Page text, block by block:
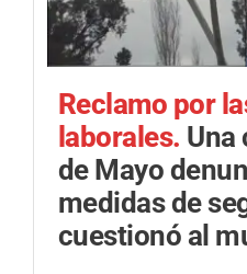
Reclamo por
laborales. Una
de Mayo
medidas de
cuestionó al